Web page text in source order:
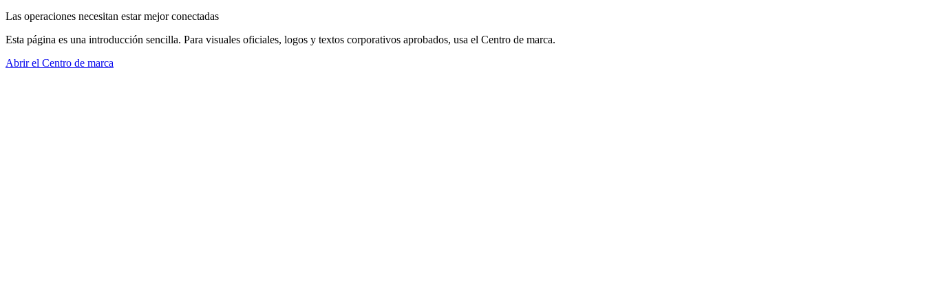
Las operaciones necesitan estar mejor conectadas
Esta página es una introducción sencilla. Para visuales oficiales, logos y textos corporativos aprobados, usa el Centro de marca.
Abrir el Centro de marca